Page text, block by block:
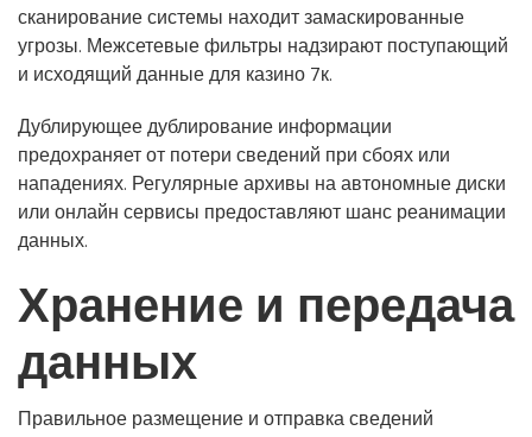
сканирование системы находит замаскированные
угрозы. Межсетевые фильтры надзирают поступающий
и исходящий данные для казино 7к.
Дублирующее дублирование информации
предохраняет от потери сведений при сбоях или
нападениях. Регулярные архивы на автономные диски
или онлайн сервисы предоставляют шанс реанимации
данных.
Хранение и передача
данных
Правильное размещение и отправка сведений